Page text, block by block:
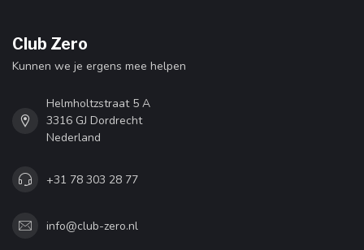
Club Zero
Kunnen we je ergens mee helpen
Helmholtzstraat 5 A
3316 GJ Dordrecht
Nederland
+31 78 303 28 77
info@club-zero.nl